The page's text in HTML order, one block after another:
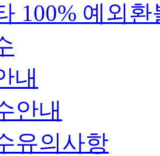
100% 예외환
내
안내
유의사항